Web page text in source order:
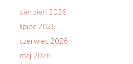
sierpień 2026
lipiec 2026
czerwiec 2026
maj 2026